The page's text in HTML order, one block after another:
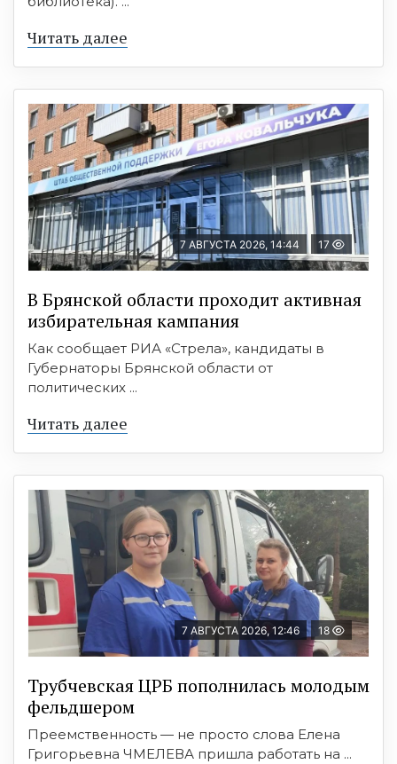
Читать далее
7 АВГУСТА 2026, 14:44 17
В Брянской области проходит активная
избирательная кампания
Как сообщает РИА «Стрела», кандидаты в
Губернаторы Брянской области от
политических ...
Читать далее
7 АВГУСТА 2026, 12:46 18
Трубчевская ЦРБ пополнилась молодым
фельдшером
Преемственность — не просто слова Елена
Григорьевна ЧМЕЛЕВА пришла работать на ...